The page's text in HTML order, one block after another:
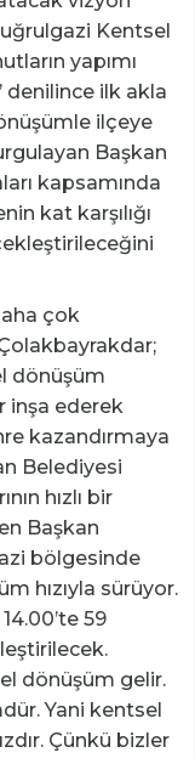
Kentsel
yapımı
denilince ilk akla
ilçeye
Başkan
kapsamında
kat karşılığı
çok
dönüşüm
inşa ederek
kazandırmaya
Belediyesi
hızlı bir
Başkan
bölgesinde
hızıyla sürüyor.
59
dönüşüm gelir.
Yani kentsel
Çünkü bizler